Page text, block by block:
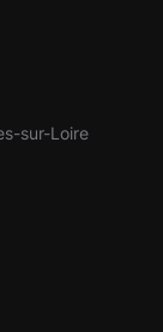
sur-Loire